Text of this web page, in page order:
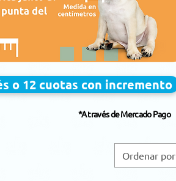
o 12 cuotas con incremento
*A través de Mercado Pago
Ordenar por